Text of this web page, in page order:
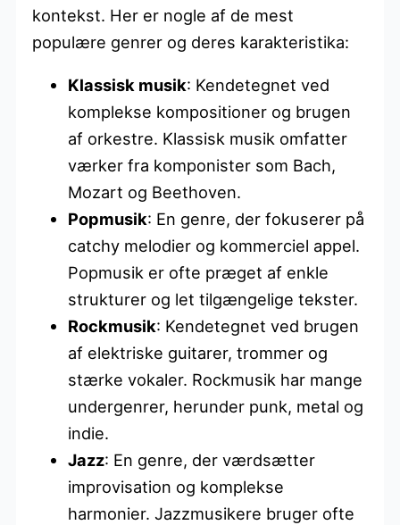
kontekst. Her er nogle af de mest
populære genrer og deres karakteristika:
Klassisk musik: Kendetegnet ved
komplekse kompositioner og brugen
af orkestre. Klassisk musik omfatter
værker fra komponister som Bach,
Mozart og Beethoven.
Popmusik: En genre, der fokuserer på
catchy melodier og kommerciel appel.
Popmusik er ofte præget af enkle
strukturer og let tilgængelige tekster.
Rockmusik: Kendetegnet ved brugen
af elektriske guitarer, trommer og
stærke vokaler. Rockmusik har mange
undergenrer, herunder punk, metal og
indie.
Jazz: En genre, der værdsætter
improvisation og komplekse
harmonier. Jazzmusikere bruger ofte